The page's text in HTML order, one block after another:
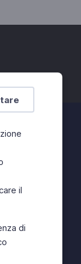
il
di